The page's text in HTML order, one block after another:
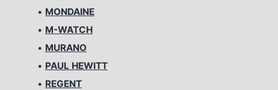
• MONDAINE
• M-WATCH
• MURANO
• PAUL HEWITT
• REGENT